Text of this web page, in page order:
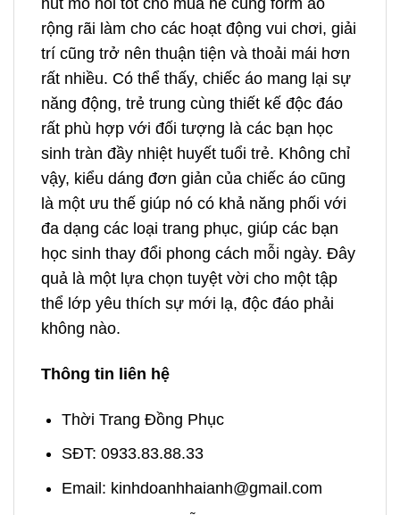
rộng rãi làm cho các hoạt động vui chơi, giải
trí cũng trở nên thuận tiện và thoải mái hơn
rất nhiều. Có thể thấy, chiếc áo mang lại sự
năng động, trẻ trung cùng thiết kế độc đáo
rất phù hợp với đối tượng là các bạn học
sinh tràn đầy nhiệt huyết tuổi trẻ. Không chỉ
vậy, kiểu dáng đơn giản của chiếc áo cũng
là một ưu thế giúp nó có khả năng phối với
đa dạng các loại trang phục, giúp các bạn
học sinh thay đổi phong cách mỗi ngày. Đây
quả là một lựa chọn tuyệt vời cho một tập
thể lớp yêu thích sự mới lạ, độc đáo phải
không nào.
Thông tin liên hệ
Thời Trang Đồng Phục
SĐT: 0933.83.88.33
Email: kinhdoanhhaianh@gmail.com